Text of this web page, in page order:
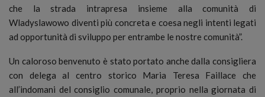
che la strada intrapresa insieme alla comunità di
Wladyslawowo diventi più concreta e coesa negli intenti legati
ad opportunità di sviluppo per entrambe le nostre comunità”.
Un caloroso benvenuto è stato portato anche dalla consigliera
con delega al centro storico Maria Teresa Faillace che
all’indomani del consiglio comunale, proprio nella giornata di